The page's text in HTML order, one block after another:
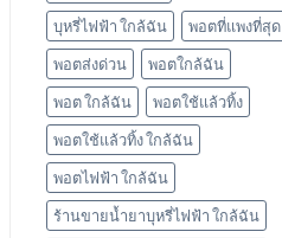
บุหรี่ไฟฟ้า ใกล้ฉัน
พอตที่แพงที่สุด
พอตส่งด่วน
พอตใกล้ฉัน
พอต ใกล้ฉัน
พอตใช้แล้วทิ้ง
พอตใช้แล้วทิ้ง ใกล้ฉัน
พอตไฟฟ้า ใกล้ฉัน
ร้านขายน้ำยาบุหรี่ไฟฟ้า ใกล้ฉัน